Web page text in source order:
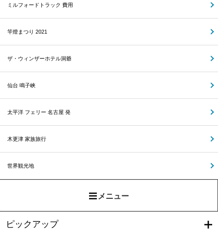
ミルフォードトラック 費用
竿燈まつり 2021
ザ・ウィンザーホテル洞爺
仙台 鳴子峡
太平洋 フェリー 名古屋 発
木更津 家族旅行
世界観光地
メニュー
ピックアップ